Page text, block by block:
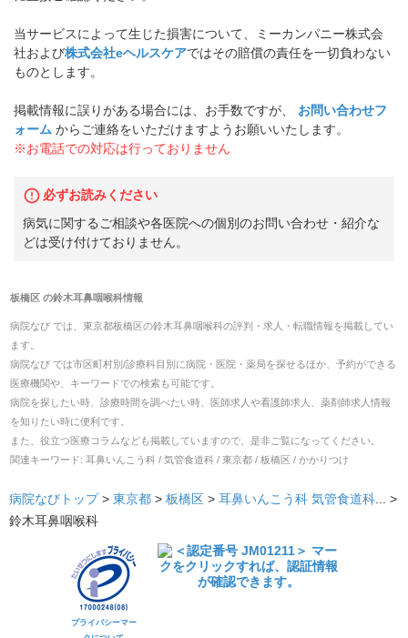
当サービスによって生じた損害について、ミーカンパニー株式会
社および株式会社eヘルスケアではその賠償の責任を一切負わない
ものとします。
掲載情報に誤りがある場合には、お手数ですが、
お問い合わせフ
ォーム からご連絡をいただけますようお願いいたします。
※お電話での対応は行っておりません
必ずお読みください
病気に関するご相談や各医院への個別のお問い合わせ・紹介な
どは受け付けておりません。
板橋区の鈴木耳鼻咽喉科情報
病院なび では、 東京都板橋区の鈴木耳鼻咽喉科の評判・求人・転職情報を掲載してい
ます。
病院なび では市区町村別/診療科目別に病院・医院・薬局を探せるほか、予約ができる
医療機関や、キーワードでの検索も可能です。
病院を探したい時、診療時間を調べたい時、医師求人や看護師求人、薬剤師求人情報
を知りたい時に便利です。
また、役立つ医療コラムなども掲載していますので、是非ご覧になってください。
関連キーワード: 耳鼻いんこう科 / 気管食道科 / 東京都 / 板橋区 / かかりつけ
病院なびトップ > 東京都 > 板橋区 > 耳鼻いんこう科 気管食道科... >
鈴木耳鼻咽喉科
プライバシーマー